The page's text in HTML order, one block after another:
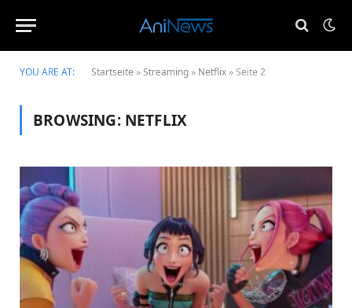
YOU ARE AT: Startseite »Streaming » Netflix »Seite 2
BROWSING: NETFLIX